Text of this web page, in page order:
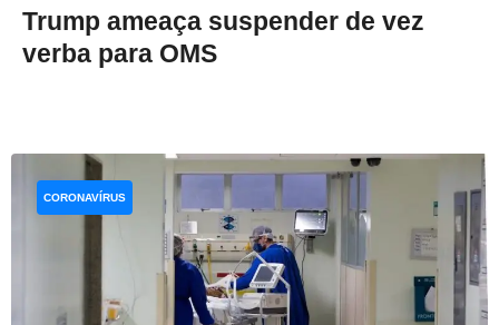
Trump ameaça suspender de vez
verba para OMS
CORONAVÍRUS